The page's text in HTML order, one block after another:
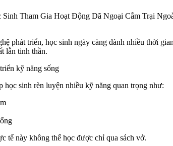
Sinh Tham Gia Hoạt Động Dã Ngoại Cắm Trại
phát triển, học sinh ngày càng dành nhiều thời
lẫn tinh thần.
kỹ năng sống
học sinh rèn luyện nhiều kỹ năng quan trọng như:
tế này không thể học được chỉ qua sách vở.